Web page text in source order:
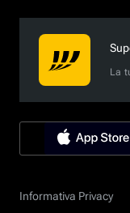
La
Informativa Privacy